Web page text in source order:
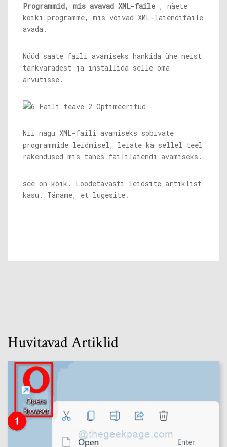
Programmid, mis avavad XML-faile , näete
kõiki programme, mis võivad XML-laiendifaile
avada.
Nüüd saate faili avamiseks hankida ühe neist
tarkvaradest ja installida selle oma
arvutisse.
Nii nagu XML-faili avamiseks sobivate
programmide leidmisel, leiate ka sellel teel
rakendused mis tahes faililaiendi avamiseks.
see on kõik. Loodetavasti leidsite artiklist
kasu. Täname, et lugesite.
Huvitavad Artiklid